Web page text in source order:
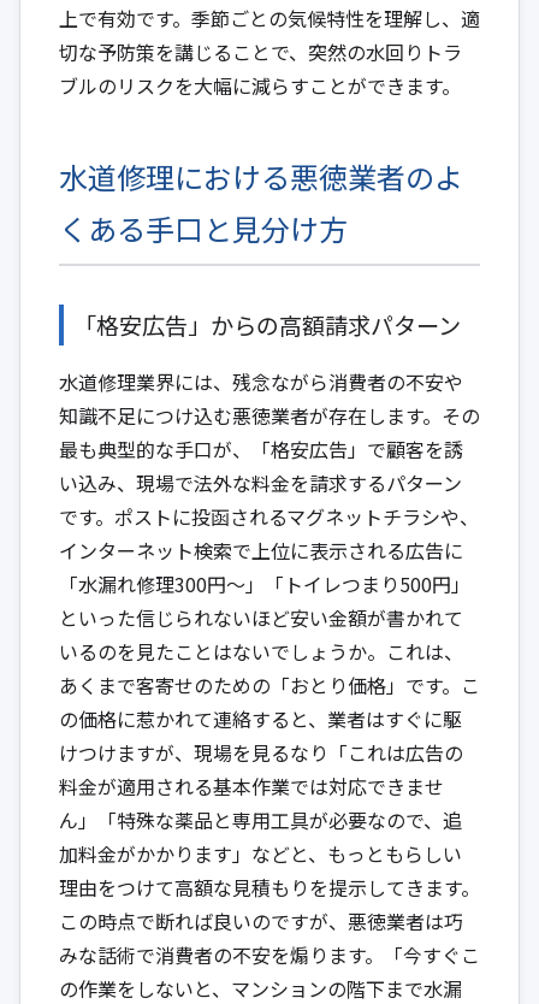
上で有効です。季節ごとの気候特性を理解し、適
切な予防策を講じることで、突然の水回りトラ
ブルのリスクを大幅に減らすことができます。
水道修理における悪徳業者のよ
くある手口と見分け方
「格安広告」からの高額請求パターン
水道修理業界には、残念ながら消費者の不安や
知識不足につけ込む悪徳業者が存在します。その
最も典型的な手口が、「格安広告」で顧客を誘
い込み、現場で法外な料金を請求するパターン
です。ポストに投函されるマグネットチラシや、
インターネット検索で上位に表示される広告に
「水漏れ修理300円〜」「トイレつまり500円」
といった信じられないほど安い金額が書かれて
いるのを見たことはないでしょうか。これは、
あくまで客寄せのための「おとり価格」です。こ
の価格に惹かれて連絡すると、業者はすぐに駆
けつけますが、現場を見るなり「これは広告の
料金が適用される基本作業では対応できませ
ん」「特殊な薬品と専用工具が必要なので、追
加料金がかかります」などと、もっともらしい
理由をつけて高額な見積もりを提示してきます。
この時点で断れば良いのですが、悪徳業者は巧
みな話術で消費者の不安を煽ります。「今すぐこ
の作業をしないと、マンションの階下まで水漏